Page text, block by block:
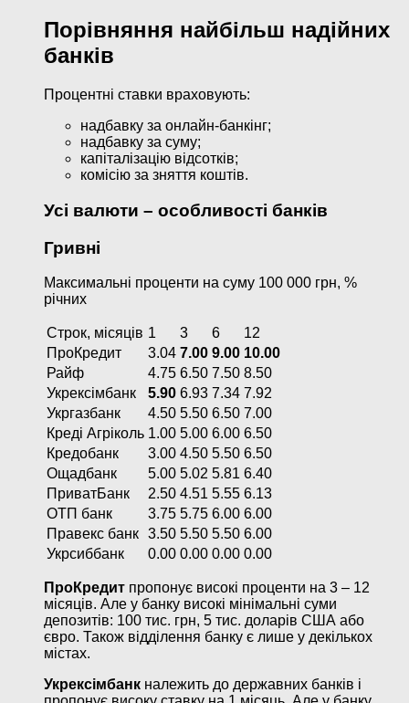
Порівняння найбільш надійних
банків
Процентні ставки враховують:
надбавку за онлайн-банкінг;
надбавку за суму;
капіталізацію відсотків;
комісію за зняття коштів.
Усі валюти – особливості банків
Гривні
Максимальні проценти на суму 100 000 грн, %
річних
Строк, місяців 1 3 6
12
ПроКредит
3.04 7.00 9.00 10.00
Райф
4.75 6.50 7.50 8.50
Укрексімбанк
5.90 6.93 7.34 7.92
Укргазбанк
4.50 5.50 6.50 7.00
Креді Агріколь 1.00 5.00 6.00 6.50
Кредобанк
3.00 4.50 5.50 6.50
Ощадбанк
5.00 5.02 5.81 6.40
ПриватБанк
2.50 4.51 5.55 6.13
ОТП банк
3.75 5.75 6.00 6.00
Правекс банк 3.50 5.50 5.50 6.00
Укрсиббанк
0.00 0.00 0.00 0.00
ПроКредит пропонує високі проценти на 3 – 12
місяців. Але у банку високі мінімальні суми
депозитів: 100 тис. грн, 5 тис. доларів США або
євро. Також відділення банку є лише у декількох
містах.
Укрексімбанк належить до державних банків і